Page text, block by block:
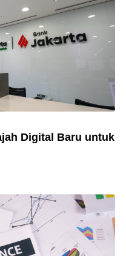
Digital Baru untuk